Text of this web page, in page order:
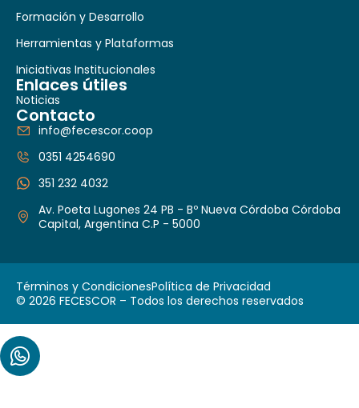
Formación y Desarrollo
Herramientas y Plataformas
Iniciativas Institucionales
Enlaces útiles
Noticias
Contacto
info@fecescor.coop
0351 4254690
351 232 4032
Av. Poeta Lugones 24 PB - Bº Nueva Córdoba Córdoba
Capital, Argentina C.P - 5000
© 2026 FECESCOR – Todos los derechos reservados
Términos y CondicionesPolítica de Privacidad